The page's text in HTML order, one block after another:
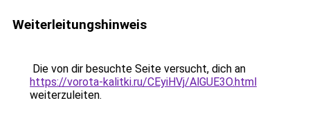
Weiterleitungshinweis
Die von dir besuchte Seite versucht, dich an
https://vorota-kalitki.ru/CEyiHVj/AlGUE3O.html
weiterzuleiten.